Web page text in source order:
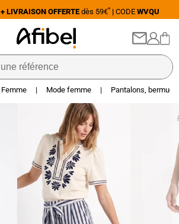
+ LIVRAISON OFFERTEdès 59€* |CODE WVQU
Jusqu'à -60% sur une sélection Mode et Maison
Femme | Mode femme | Pantalons,